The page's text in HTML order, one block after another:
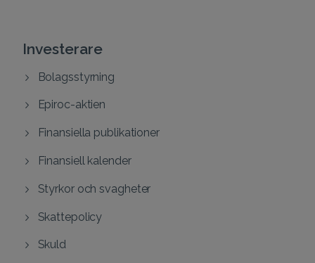
Investerare
Bolagsstyrning
Epiroc-aktien
Finansiella publikationer
Finansiell kalender
Styrkor och svagheter
Skattepolicy
Skuld